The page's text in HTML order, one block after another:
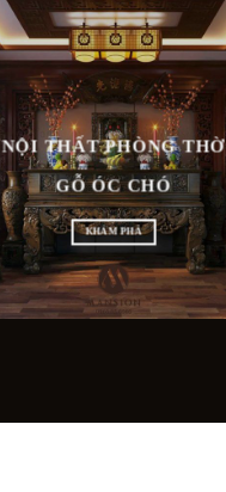
NỘI THẤT PHÒNG THỜ
GỖ ÓC CHÓ
KHÁM PHÁ